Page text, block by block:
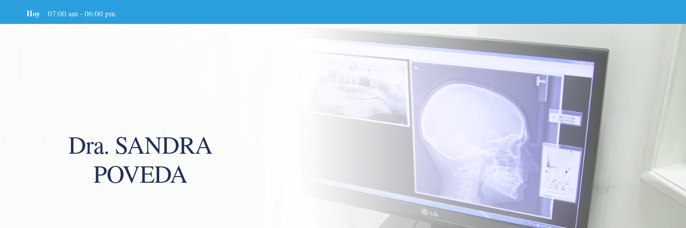
Hoy 07:00 am - 06:00 pm
Dra. SANDRA
POVEDA